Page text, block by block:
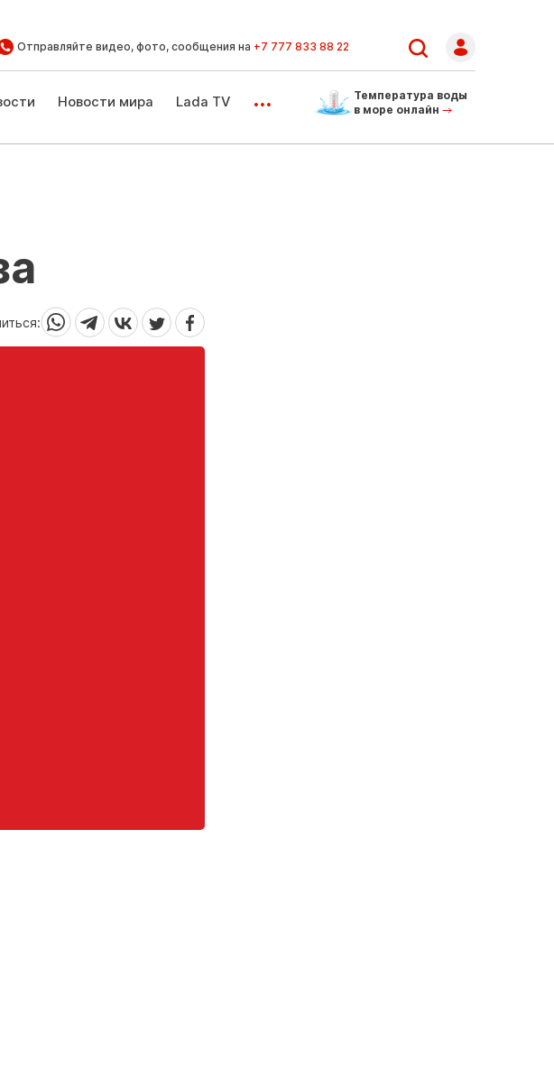
Отправляйте видео, фото, сообщения на +7 777 833 88 22
Новости мира Lada TV ...
Температура воды
в море онлайн